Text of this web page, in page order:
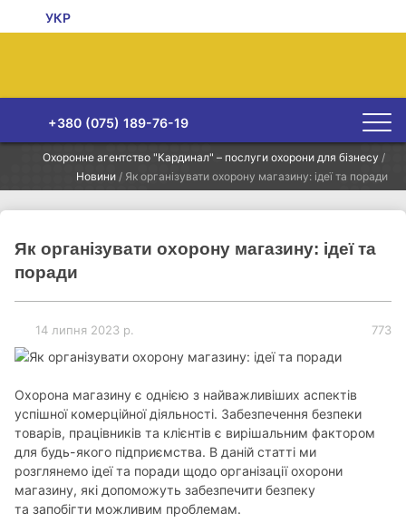
УКР
+380 (075) 189-76-19
Охоронне агентство "Кардинал" – послуги охорони для бізнесу /
Новини / Як організувати охорону магазину: ідеї та поради
Як організувати охорону магазину: ідеї та
поради
14 липня 2023 р. 773
Охорона магазину є однією з найважливіших аспектів
успішної комерційної діяльності. Забезпечення безпеки
товарів, працівників та клієнтів є вирішальним фактором
для будь-якого підприємства. В даній статті ми
розглянемо ідеї та поради щодо організації охорони
магазину, які допоможуть забезпечити безпеку
та запобігти можливим проблемам.